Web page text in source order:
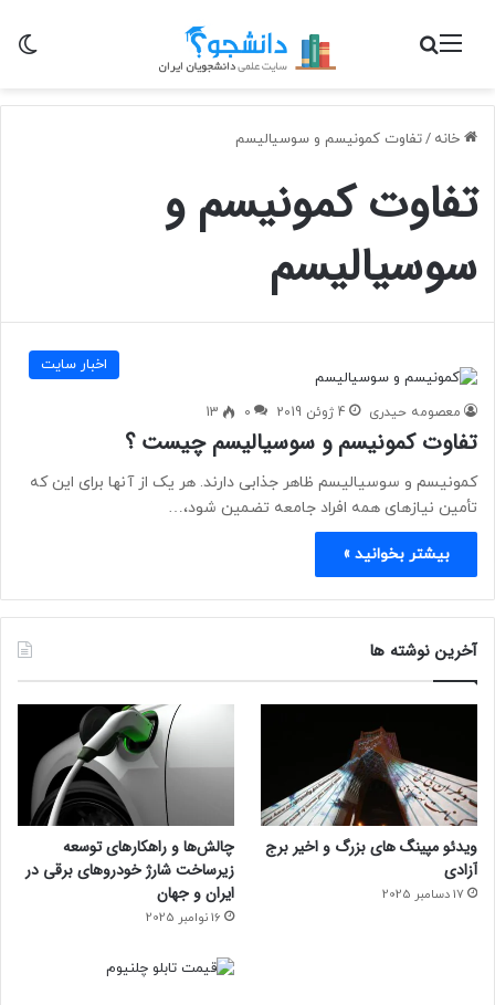
منو جستجو برای
خانه /تفاوت کمونیسم و سوسیالیسم
تفاوت کمونیسم و
سوسیالیسم
اخبار سایت
معصومه حیدری 4 ژوئن 2019 0
13
تفاوت کمونیسم و سوسیالیسم چیست ؟
کمونیسم و سوسیالیسم ظاهر جذابی دارند. هر یک از آنها برای این که
تأمین نیازهای همه افراد جامعه تضمین شود،…
بیشتر بخوانید »
آخرین نوشته ها
ویدئو مپینگ های بزرگ و اخیر برج
آزادی
17 دسامبر 2025
چالش‌ها و راهکارهای توسعه
زیرساخت شارژ خودروهای برقی در
ایران و جهان
16 نوامبر 2025